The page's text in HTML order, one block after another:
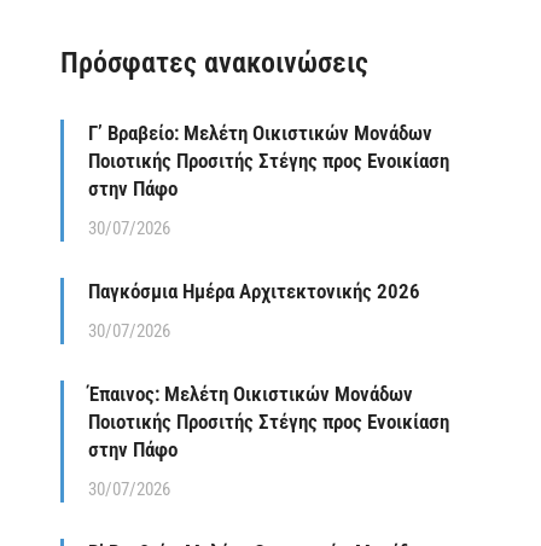
Πρόσφατες ανακοινώσεις
Γ’ Βραβείο: Μελέτη Οικιστικών Μονάδων
Ποιοτικής Προσιτής Στέγης προς Ενοικίαση
στην Πάφο
30/07/2026
Παγκόσμια Ημέρα Αρχιτεκτονικής 2026
30/07/2026
Έπαινος: Μελέτη Οικιστικών Μονάδων
Ποιοτικής Προσιτής Στέγης προς Ενοικίαση
στην Πάφο
30/07/2026